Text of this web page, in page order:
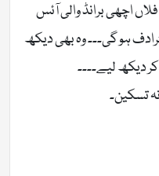
اچھی برانڈ والی آئس
ہو گی۔۔۔ وہ بھی دیکھ
دیکھ لیے۔۔۔۔
تسکین۔